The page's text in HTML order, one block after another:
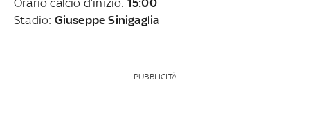
Stadio: Giuseppe Sinigaglia
PUBBLICITÀ